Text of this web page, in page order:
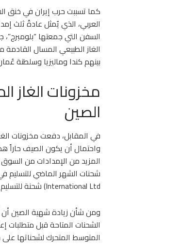
كما تسببت حرب إيران في خنق
العربي، الذي يُمثل عادةً ثلث
السفن التي جمعتها
الغاز الطبيعي المسال
بينهم كندا وماليزيا وسلطنة
مخزونات الغاز
الصين
في المقابل، دفعت مخزونات
واحتمال أن يكون الصيف حاراً
International Ltd) شحنة للتسليم في يوليو.
ومن شأن زيادة شهية الصين أن
الشحنات المتاحة قبل متطلبات
المتوسط المتحرك لشحناتها على مدى 30 يوماً بنسبة 13% على أساس سنوي، وفقاً